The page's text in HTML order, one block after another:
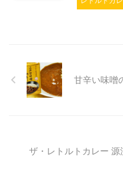
甘辛い味噌
ザ・レトルトカレー